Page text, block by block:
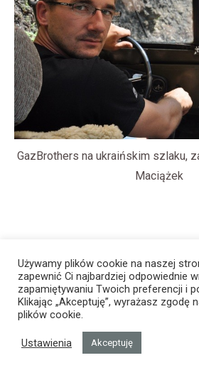
GazBrothers na ukraińskim szlaku,
Maciążek
Używamy plików cookie na naszej
zapewnić Ci najbardziej odpowiednie
zapamiętywaniu Twoich preferencji i
Klikając „Akceptuję”, wyrażasz zgodę
plików cookie.
Ustawienia Akceptuję